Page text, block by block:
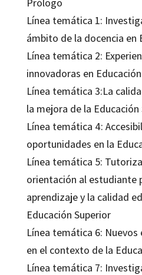
Línea temática 1:
ámbito de la docencia en
Línea temática 2:
innovadoras en
Línea temática 3:La
la mejora de la Educación
Línea temática 4:
oportunidades en la
Línea temática 5:
orientación al estudiante
aprendizaje y la calidad
Educación Superior
Línea temática 6:
en el contexto de la
Línea temática 7: